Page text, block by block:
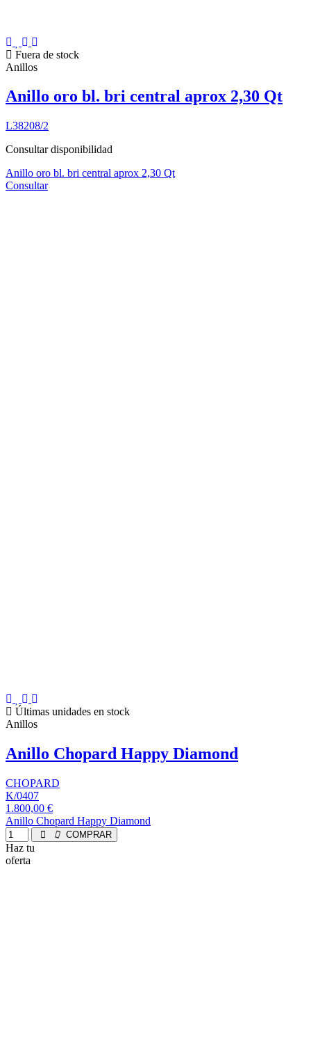
Fuera de stock
Anillos
Anillo oro bl. bri central aprox 2,30 Qt
L38208/2
Consultar disponibilidad
Anillo oro bl. bri central aprox 2,30 Qt
Consultar
Últimas unidades en stock
Anillos
Anillo Chopard Happy Diamond
CHOPARD
K/0407
1.800,00 €
Anillo Chopard Happy Diamond
COMPRAR
Haz tu
oferta